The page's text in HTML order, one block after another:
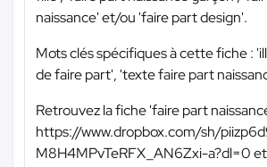
naissance' et/ou 'faire part design'.
Mots clés spécifiques à cette fiche :
de faire part', 'texte faire part
Retrouvez la fiche 'faire part
https://www.dropbox.com/sh/
M8H4MPvTeRFX_AN6Zxi-a?dl=0 et